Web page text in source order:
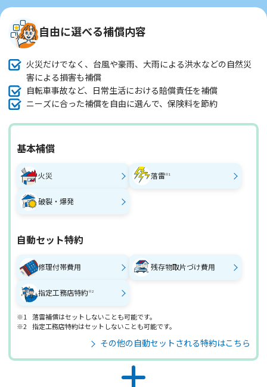
自由に選べる補償内容
火災だけでなく、台風や豪雨、大雨による洪水などの自然災
害による損害も補償
自転車事故など、日常生活における賠償責任を補償
ニーズに合った補償を自由に選んで、保険料を節約
基本補償
火災 落雷※1
破裂・爆発
自動セット特約
修理付帯費用 残存物取片づけ費用
指定工務店特約※2
※1
落雷補償はセットしないことも可能です。
※2
指定工務店特約はセットしないことも可能です。
その他の自動セットされる特約はこちら